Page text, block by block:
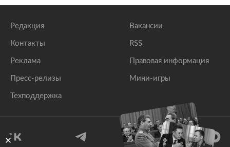
Редакция
Контакты
Реклама
Пресс-релизы
Техподдержка
Вакансии
RSS
Правовая информация
Мини-игры